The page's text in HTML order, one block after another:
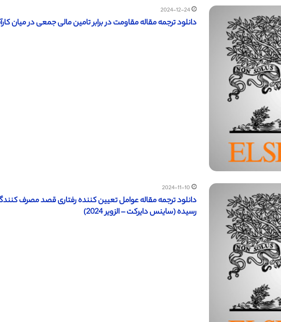
2024-12-24
دانلود ترجمه مقاله مقاومت در برابر تامین مالی جمعی در میان
2024-11-10
دانلود ترجمه مقاله عوامل تعیین کننده رفتاری قصد مصرف
رسیده (ساینس دایرکت – الزویر 2024)